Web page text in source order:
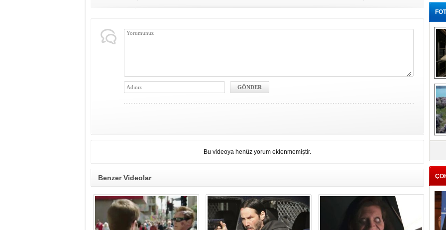
Bu videoya henüz yorum eklenmemiştir.
Benzer Videolar